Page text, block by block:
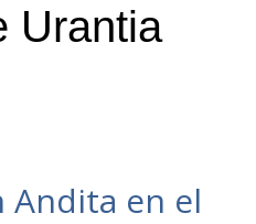
Urantia
Andita en el